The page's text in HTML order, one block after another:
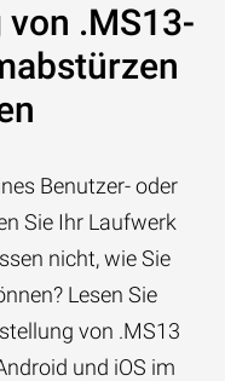
.MS13-
Benutzer- oder
Sie Ihr Laufwerk
nicht, wie Sie
Lesen Sie
von .MS13
und iOS im